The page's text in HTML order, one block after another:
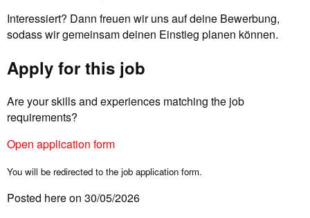
Interessiert? Dann freuen wir uns auf deine Bewerbung,
sodass wir gemeinsam deinen Einstieg planen können.
Apply for this job
Are your skills and experiences matching the job
requirements?
Open application form
You will be redirected to the job application form.
Posted here on 30/05/2026